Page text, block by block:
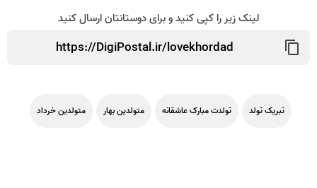
لینک زیر را کپی کنید و برای دوستانتان ارسال کنید
تبریک تولد تولدت مبارک عاشقانه متولدین بهار متولدین خرداد